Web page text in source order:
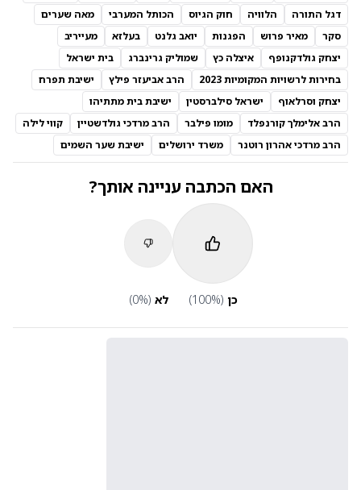
דגל התורה
הלוויה חוק הגיוס הכותל המערבי
מאה שערים
סקר
מאיר פרוש הפגנות יואב גלנט בעלזא
מעייריב
יצחק גולדקנופף
איצלה כץ שמוליק גרינברג
בית ישראל
בחירות לרשויות המקומיות 2023
הרב אביעזר פילץ
ישיבת תפרח
יצחק וסרלאוף
ישראל סילברסטין
ישיבת בית מתתיהו
הרב אלימלך קורנפלד
מומו פילבר הרב מרדכי גולדשטיין
קווי לילה
הרב מרדכי אהרון רוטנר
משרד ירושלים ישיבת שער השמים
האם הכתבה עניינה אותך?
כן (
100%) לא (
0%)